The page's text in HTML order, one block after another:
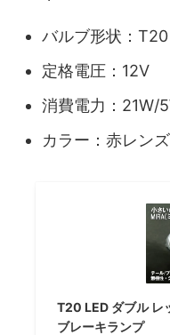
バルブ形状：
定格電圧：12V
消費電力：21W/
カラー：赤レン
T20 LED ダブル レ
ブレーキランプ